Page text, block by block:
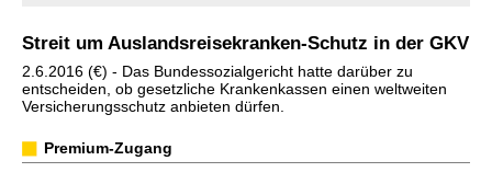
Streit um Auslandsreisekranken-Schutz in der GKV
2.6.2016 (€) - Das Bundessozialgericht hatte darüber zu
entscheiden, ob gesetzliche Krankenkassen einen weltweiten
Versicherungsschutz anbieten dürfen.
Premium-Zugang